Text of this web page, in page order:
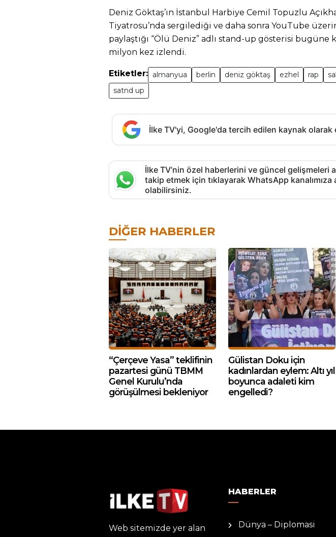
Deniz Göktaş’ın İstanbul Harbiye Cemil Topuzlu
Tiyatrosu’nda sergilediği ve daha sonra YouTube
paylaştığı “Ölü Deniz” adlı stand-up gösterisi bugüne
milyon kez izlendi.
Etiketler: almanyua berlin deniz göktaş ezhel rap
satnd up
İlke TV'yi, Google'da tercih edilen kaynak olarak
İlke TV’nin özel haberlerini ve güncel gelişmeleri
takip etmek için tıklayarak WhatsApp kanalımıza
olabilirsiniz.
DIĞER HABERLER
“Çerçeve Yasa” teklifinin
pazartesi günü TBMM
Genel Kurulu’nda
görüşülmesi bekleniyor
Gülistan Doku için
kadınlardan eylem: Altı yıl
boyunca adaleti kim
engelledi?
Web sitemizde yer alan
HABERLER
Dünya – Diplomasi